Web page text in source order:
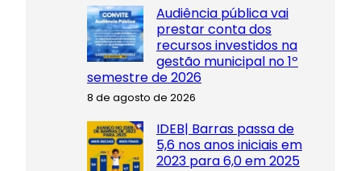
Audiência pública vai
prestar conta dos
recursos investidos na
gestão municipal no 1º
semestre de 2026
8 de agosto de 2026
IDEB| Barras passa de
5,6 nos anos iniciais em
2023 para 6,0 em 2025